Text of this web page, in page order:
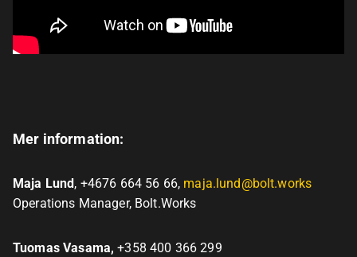
Mer information:
Maja Lund, +4676 664 56 66, maja.lund@bolt.works
Operations Manager, Bolt.Works
Tuomas Vasama, +358 400 366 299